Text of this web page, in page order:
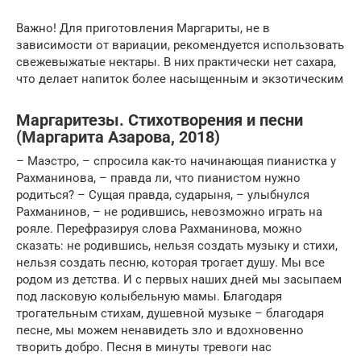
Важно! Для приготовления Маргариты, не в
зависимости от вариации, рекомендуется использовать
свежевыжатые нектары. В них практически нет сахара,
что делает напиток более насыщенным и экзотическим
Маргаритезы. Стихотворения и песни
(Маргарита Азарова, 2018)
– Маэстро, – спросила как-то начинающая пианистка у
Рахманинова, – правда ли, что пианистом нужно
родиться? – Сущая правда, сударыня, – улыбнулся
Рахманинов, – не родившись, невозможно играть на
рояле. Перефразируя слова Рахманинова, можно
сказать: не родившись, нельзя создать музыку и стихи,
нельзя создать песню, которая трогает душу. Мы все
родом из детства. И с первых наших дней мы засыпаем
под ласковую колыбельную мамы. Благодаря
трогательным стихам, душевной музыке – благодаря
песне, мы можем ненавидеть зло и вдохновенно
творить добро. Песня в минуты тревоги нас